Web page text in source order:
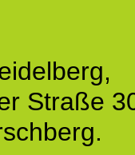
Straße